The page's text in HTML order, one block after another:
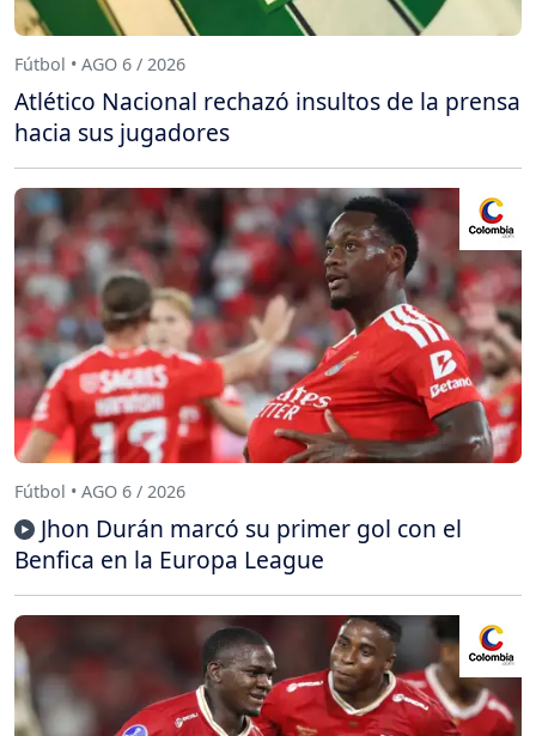
Fútbol • AGO 6 / 2026
Atlético Nacional rechazó insultos de la prensa
hacia sus jugadores
Fútbol • AGO 6 / 2026
Jhon Durán marcó su primer gol con el
Benfica en la Europa League